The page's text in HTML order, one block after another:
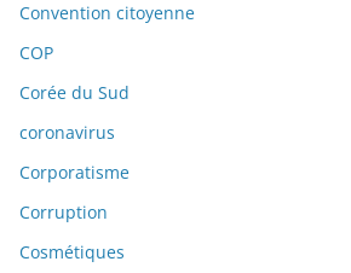
Convention citoyenne
COP
Corée du Sud
coronavirus
Corporatisme
Corruption
Cosmétiques